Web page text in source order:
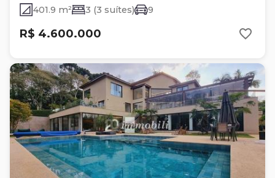
401.9 m² 3 (3 suítes) 9
R$ 4.600.000